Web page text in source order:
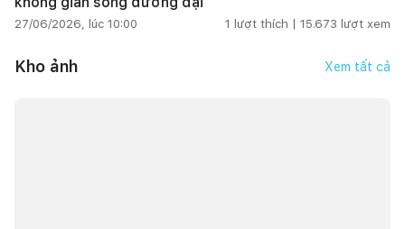
27/06/2026, lúc 10:00 1 lượt thích | 15.673 lượt xem
Kho ảnh Xem tất cả